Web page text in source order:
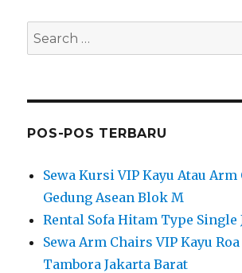
Search
for:
POS-POS TERBARU
Sewa Kursi VIP Kayu Atau Arm
Gedung Asean Blok M
Rental Sofa Hitam Type Single
Sewa Arm Chairs VIP Kayu
Tambora Jakarta Barat